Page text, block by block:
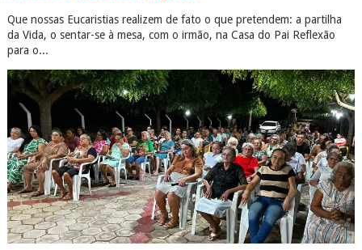
Que nossas Eucaristias realizem de fato o que pretendem: a partilha
da Vida, o sentar-se à mesa, com o irmão, na Casa do Pai Reflexão
para o...